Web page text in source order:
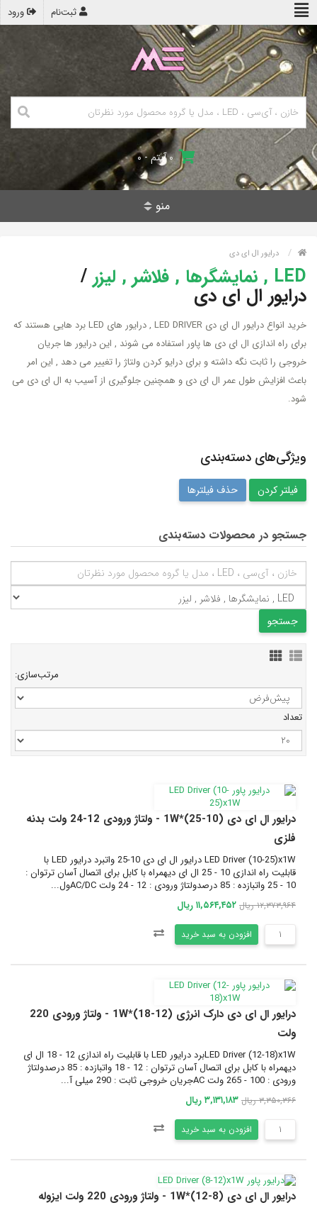
ورود ثبت‌نام
۰ آیتم - ۰
منو
درایور ال ای دی
LED , نمایشگرها , فلاشر , لیزر /
درایور ال ای دی
خرید انواع درایور ال ای دی LED DRIVER , درایور های LED برد هایی هستند که
برای راه اندازی ال ای دی ها پاور استفاده می شوند , این درایور ها جریان
خروجی را ثابت نگه داشته و برای درایو کردن ولتاژ را تغییر می دهد , این امر
باعث افزایش طول عمر ال ای دی و همچنین جلوگیری از آسیب به ال ای دی می
شود.
ویژگی‌های دسته‌بندی
حذف فیلترها
جستجو در محصولات دسته‌بندی
مرتب‌سازی:
تعداد
درایور ال ای دی (10-25)*1W - ولتاژ ورودی 12-24 ولت بدنه
فلزی
LED Driver (10-25)x1W درایور ال ای دی 10-25 واتبرد درایور LED با
قابلیت راه اندازی 10 - 25 ال ای دیهمراه با کابل برای اتصال آسان ترتوان :
10 - 25 واتبازده : 85 درصدولتاژ ورودی : 12 - 24 ولت AC/DCول...
۱۲,۳۷۳,۹۶۴ ریال ۱۱,۵۶۴,۴۵۲ ریال
افزودن به سبد خرید
درایور ال ای دی دارک انرژی (12-18)*1W - ولتاژ ورودی 220
ولت
LED Driver (12-18)x1Wبرد درایور LED با قابلیت راه اندازی 12 - 18 ال ای
دیهمراه با کابل برای اتصال آسان ترتوان : 12 - 18 واتبازده : 85 درصدولتاژ
ورودی : 100 - 265 ولت ACجریان خروجی ثابت : 290 میلی آ...
۳,۳۵۰,۳۶۶ ریال ۳,۱۳۱,۱۸۳ ریال
افزودن به سبد خرید
درایور ال ای دی (8-12)*1W - ولتاژ ورودی 220 ولت ایزوله